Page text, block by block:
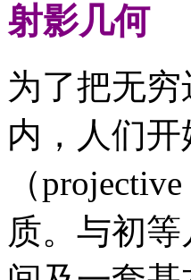
射影几何
为了把无
内，人们
（
质。与初